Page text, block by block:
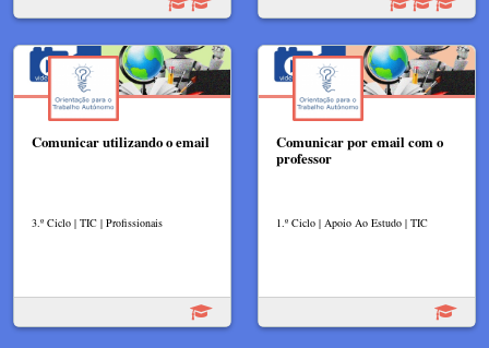
Comunicar utilizando o email
3.º Ciclo | TIC | Profissionais
Comunicar por email com o
professor
1.º Ciclo | Apoio Ao Estudo | TIC